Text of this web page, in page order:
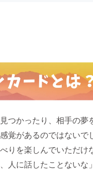
つかったり、相手の夢
覚があるのではないで
りを楽しんでいただけ
人に話したことないな